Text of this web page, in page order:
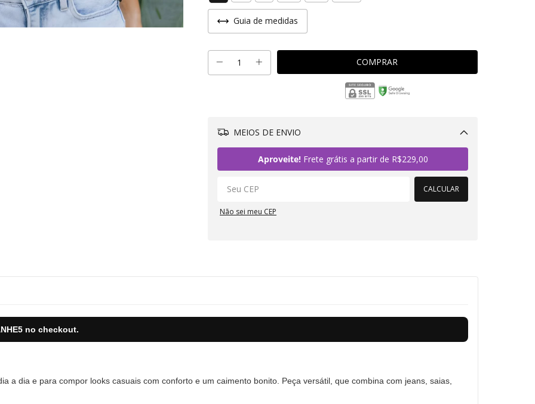
Guia de medidas
MEIOS DE ENVIO
Aproveite!Frete grátis a partir de R$229,00
CALCULAR
Não sei meu CEP
no checkout.
a dia e para compor looks casuais com conforto e um caimento bonito. Peça versátil, que combina com jeans, saias,